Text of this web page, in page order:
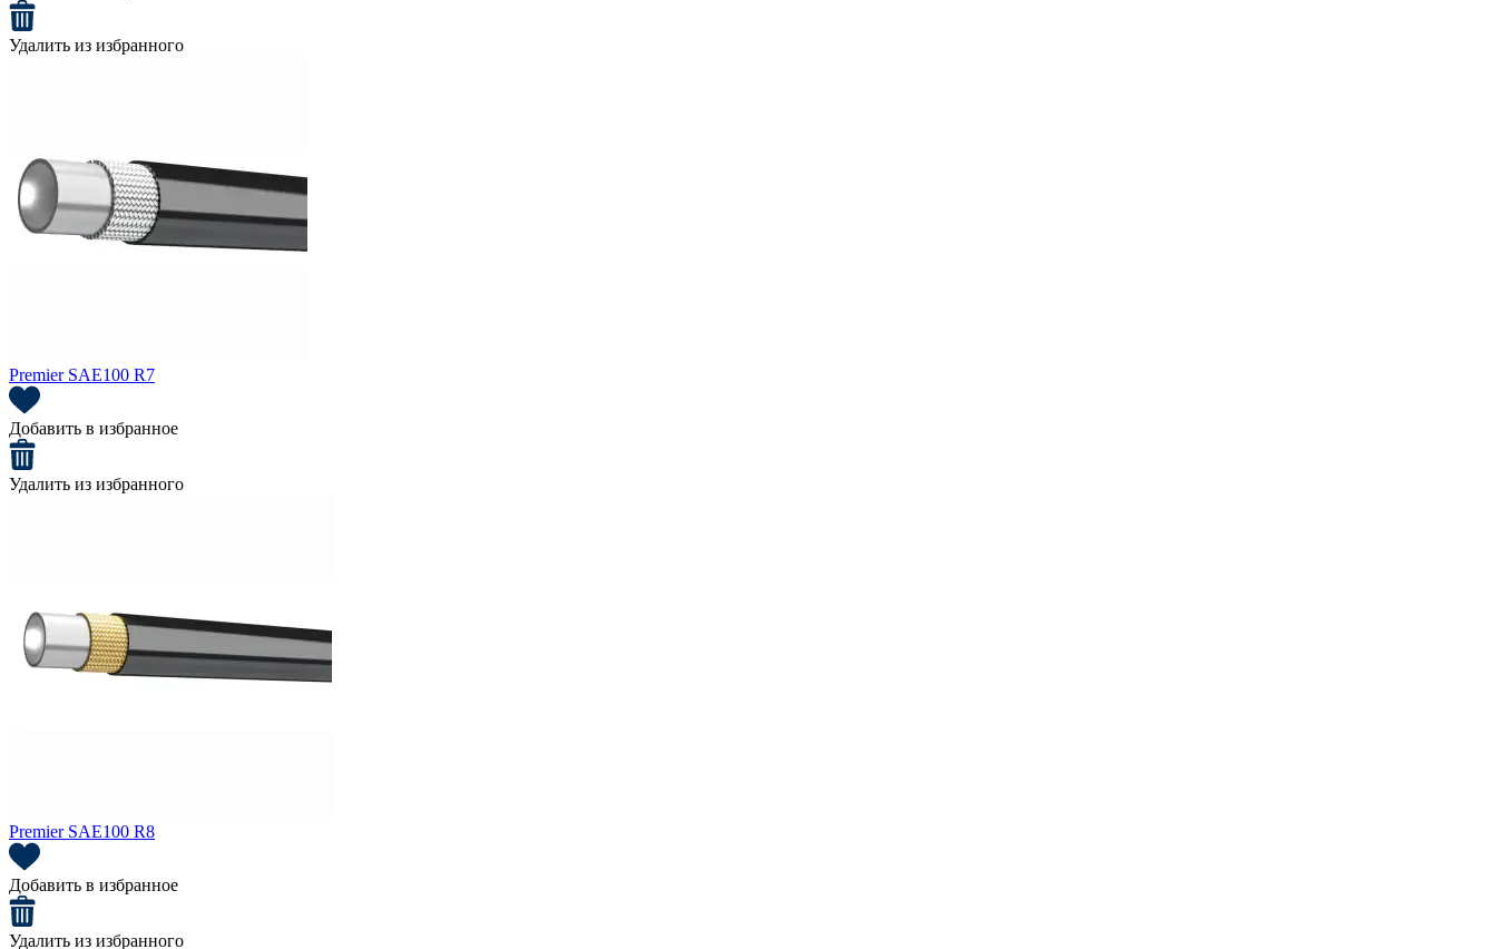
Удалить из избранного
Premier SAE100 R7
Добавить в избранное
Удалить из избранного
Premier SAE100 R8
Добавить в избранное
Удалить из избранного